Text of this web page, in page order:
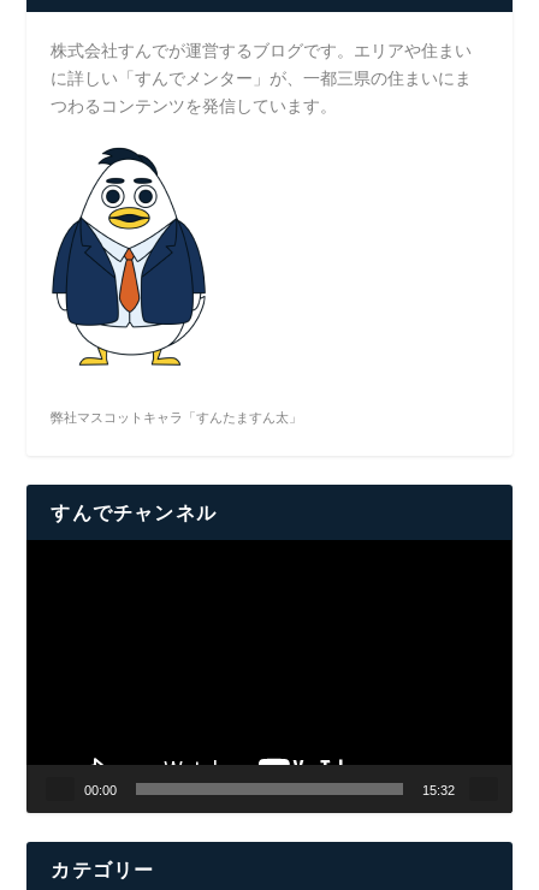
株式会社すんでが運営するブログです。エリアや住まい
に詳しい「すんでメンター」が、一都三県の住まいにま
つわるコンテンツを発信しています。
弊社マスコットキャラ「すんたますん太」
すんでチャンネル
00:00 15:32
カテゴリー